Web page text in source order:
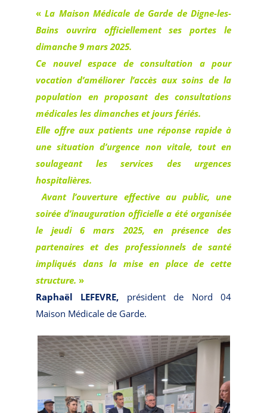
«La Maison Médicale de Garde de Digne-les-
Bains ouvrira officiellement ses portes le
dimanche 9 mars 2025.
Ce nouvel espace de consultation a pour
vocation d’améliorer l’accès aux soins de la
population en proposant des consultations
médicales les dimanches et jours fériés.
Elle offre aux patients une réponse rapide à
une situation d’urgence non vitale, tout en
soulageant les services des urgences
hospitalières.
Avant l’ouverture effective au public, une
soirée d’inauguration officielle a été organisée
le jeudi 6 mars 2025, en présence des
partenaires et des professionnels de santé
impliqués dans la mise en place de cette
structure. »
Raphaël LEFEVRE, président de Nord 04
Maison Médicale de Garde.